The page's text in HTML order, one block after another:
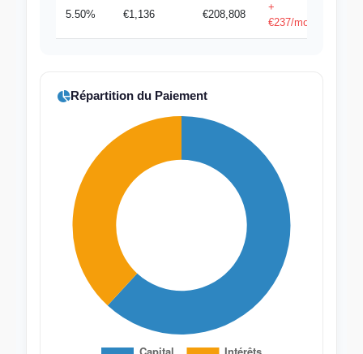
5.50% €1,136 €208,808
+
€237/mois
Répartition du Paiement